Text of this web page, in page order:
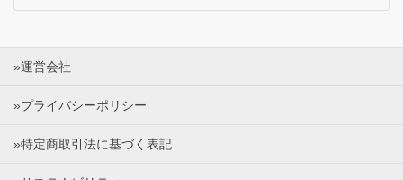
»運営会社
»プライバシーポリシー
»特定商取引法に基づく表記